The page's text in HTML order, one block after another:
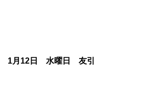
1月12日 水曜日 友引